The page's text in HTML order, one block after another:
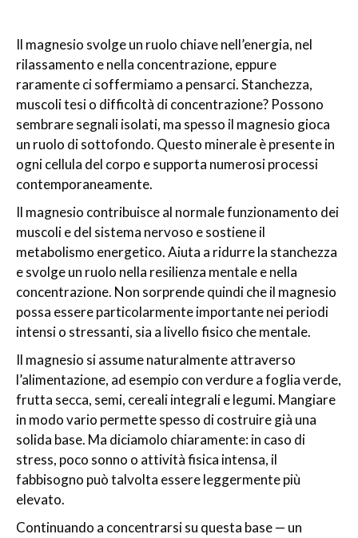
Il magnesio svolge un ruolo chiave nell’energia, nel
rilassamento e nella concentrazione, eppure
raramente ci soffermiamo a pensarci. Stanchezza,
muscoli tesi o difficoltà di concentrazione? Possono
sembrare segnali isolati, ma spesso il magnesio gioca
un ruolo di sottofondo. Questo minerale è presente in
ogni cellula del corpo e supporta numerosi processi
contemporaneamente.
Il magnesio contribuisce al normale funzionamento dei
muscoli e del sistema nervoso e sostiene il
metabolismo energetico. Aiuta a ridurre la stanchezza
e svolge un ruolo nella resilienza mentale e nella
concentrazione. Non sorprende quindi che il magnesio
possa essere particolarmente importante nei periodi
intensi o stressanti, sia a livello fisico che mentale.
Il magnesio si assume naturalmente attraverso
l’alimentazione, ad esempio con verdure a foglia verde,
frutta secca, semi, cereali integrali e legumi. Mangiare
in modo vario permette spesso di costruire già una
solida base. Ma diciamolo chiaramente: in caso di
stress, poco sonno o attività fisica intensa, il
fabbisogno può talvolta essere leggermente più
elevato.
Continuando a concentrarsi su questa base — un